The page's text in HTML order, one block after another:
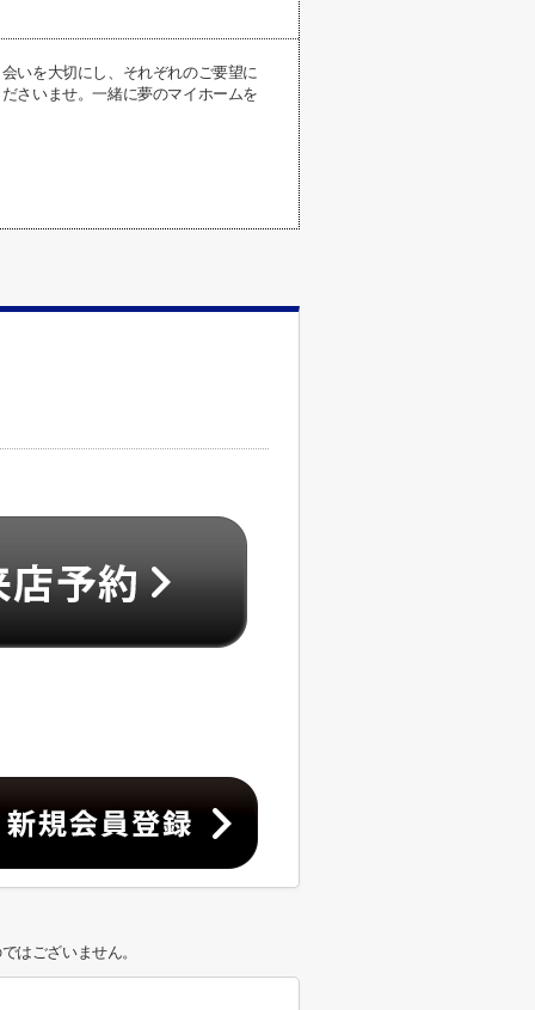
いを大切にし、それぞれのご要望に
さいませ。一緒に夢のマイホームを
はございません。